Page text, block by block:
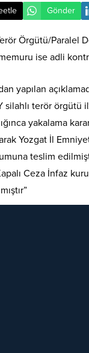
Gönder
Örgütü/Paralel
ise adli
yapılan
silahlı terör örgütü
yakalama
Yozgat İl
teslim
Ceza İnfaz